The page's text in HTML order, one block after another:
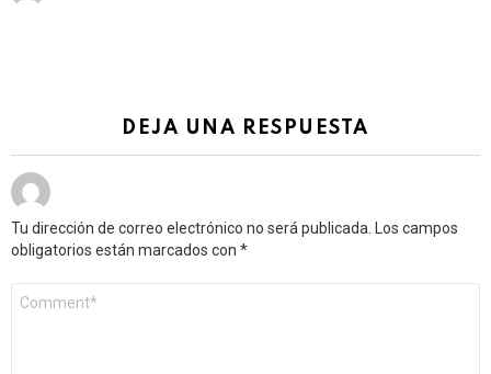
DEJA UNA RESPUESTA
Tu dirección de correo electrónico no será publicada.
Los campos
obligatorios están marcados con *